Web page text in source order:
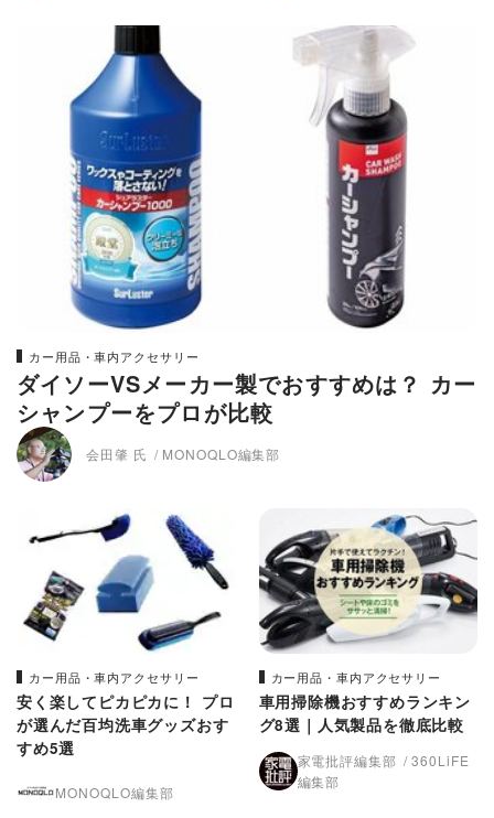
カー用品・車内アクセサリー
ダイソーVSメーカー製でおすすめは？ カー
シャンプーをプロが比較
会田肇 氏 MONOQLO編集部
カー用品・車内アクセサリー
安く楽してピカピカに！ プロ
が選んだ百均洗車グッズおす
すめ5選
MONOQLO編集部
カー用品・車内アクセサリー
車用掃除機おすすめランキン
グ8選｜人気製品を徹底比較
家電批評編集部
360LiFE
編集部